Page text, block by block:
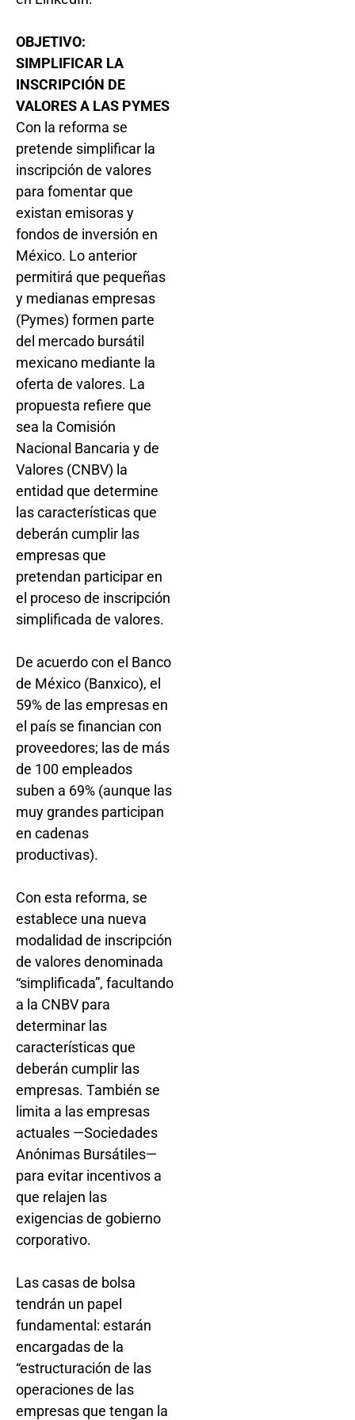
OBJETIVO:
SIMPLIFICAR LA
INSCRIPCIÓN DE
VALORES A LAS PYMES
Con la reforma se
pretende simplificar la
inscripción de valores
para fomentar que
existan emisoras y
fondos de inversión en
México. Lo anterior
permitirá que pequeñas
y medianas empresas
(Pymes) formen parte
del mercado bursátil
mexicano mediante la
oferta de valores. La
propuesta refiere que
sea la Comisión
Nacional Bancaria y de
Valores (CNBV) la
entidad que determine
las características que
deberán cumplir las
empresas que
pretendan participar en
el proceso de inscripción
simplificada de valores.
De acuerdo con el Banco
de México (Banxico), el
59% de las empresas en
el país se financian con
proveedores; las de más
de 100 empleados
suben a 69% (aunque las
muy grandes participan
en cadenas
productivas).
Con esta reforma, se
establece una nueva
modalidad de inscripción
de valores denominada
“simplificada”, facultando
a la CNBV para
determinar las
características que
deberán cumplir las
empresas. También se
limita a las empresas
actuales —Sociedades
Anónimas Bursátiles—
para evitar incentivos a
que relajen las
exigencias de gobierno
corporativo.
Las casas de bolsa
tendrán un papel
fundamental: estarán
encargadas de la
“estructuración de las
operaciones de las
empresas que tengan la